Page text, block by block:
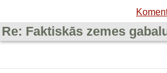
Re: Faktiskās zemes